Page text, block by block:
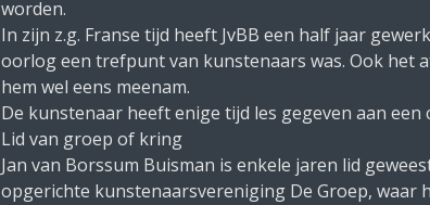
worden.
In zijn z.g. Franse tijd heeft JvBB een half jaar
oorlog een trefpunt van kunstenaars was. Ook het
hem wel eens meenam.
De kunstenaar heeft enige tijd les gegeven aan
Lid van groep of kring
Jan van Borssum Buisman is enkele jaren lid
opgerichte kunstenaarsvereniging De Groep, waar